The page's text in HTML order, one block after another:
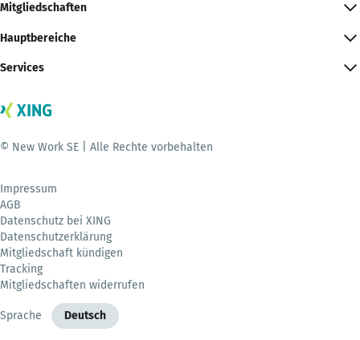
Mitgliedschaften
Hauptbereiche
Services
© New Work SE | Alle Rechte vorbehalten
Impressum
AGB
Datenschutz bei XING
Datenschutzerklärung
Mitgliedschaft kündigen
Tracking
Mitgliedschaften widerrufen
Sprache Deutsch